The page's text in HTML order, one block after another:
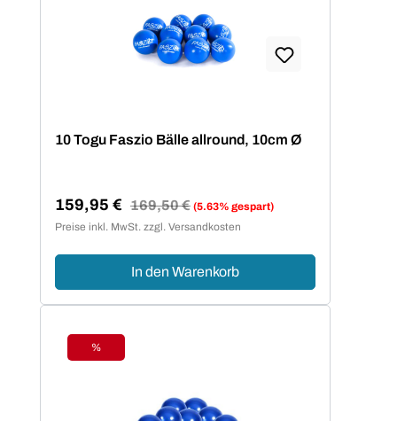
10 Togu Faszio Bälle allround, 10cm Ø
Verkaufspreis:
159,95 € Regulärer Preis:
169,50 € (5.63% gespart)
Preise inkl. MwSt. zzgl. Versandkosten
In den Warenkorb
Rabatt
%